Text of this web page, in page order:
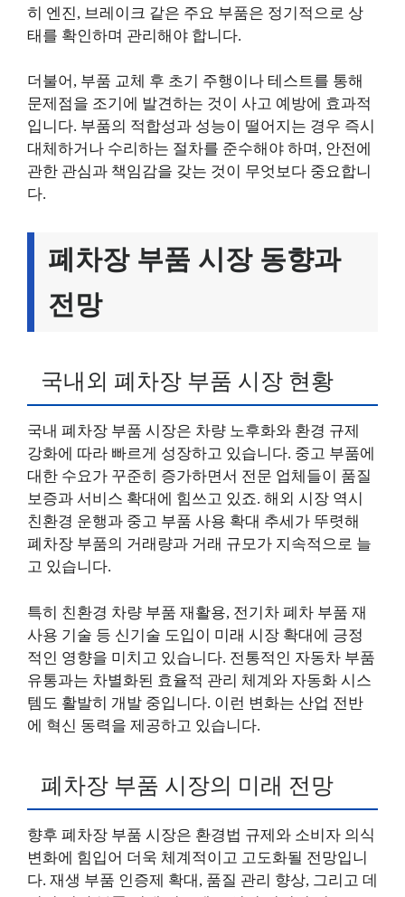
히 엔진, 브레이크 같은 주요 부품은 정기적으로 상
태를 확인하며 관리해야 합니다.
더불어, 부품 교체 후 초기 주행이나 테스트를 통해
문제점을 조기에 발견하는 것이 사고 예방에 효과적
입니다. 부품의 적합성과 성능이 떨어지는 경우 즉시
대체하거나 수리하는 절차를 준수해야 하며, 안전에
관한 관심과 책임감을 갖는 것이 무엇보다 중요합니
다.
폐차장 부품 시장 동향과
전망
국내외 폐차장 부품 시장 현황
국내 폐차장 부품 시장은 차량 노후화와 환경 규제
강화에 따라 빠르게 성장하고 있습니다. 중고 부품에
대한 수요가 꾸준히 증가하면서 전문 업체들이 품질
보증과 서비스 확대에 힘쓰고 있죠. 해외 시장 역시
친환경 운행과 중고 부품 사용 확대 추세가 뚜렷해
폐차장 부품의 거래량과 거래 규모가 지속적으로 늘
고 있습니다.
특히 친환경 차량 부품 재활용, 전기차 폐차 부품 재
사용 기술 등 신기술 도입이 미래 시장 확대에 긍정
적인 영향을 미치고 있습니다. 전통적인 자동차 부품
유통과는 차별화된 효율적 관리 체계와 자동화 시스
템도 활발히 개발 중입니다. 이런 변화는 산업 전반
에 혁신 동력을 제공하고 있습니다.
폐차장 부품 시장의 미래 전망
향후 폐차장 부품 시장은 환경법 규제와 소비자 의식
변화에 힘입어 더욱 체계적이고 고도화될 전망입니
다. 재생 부품 인증제 확대, 품질 관리 향상, 그리고 데